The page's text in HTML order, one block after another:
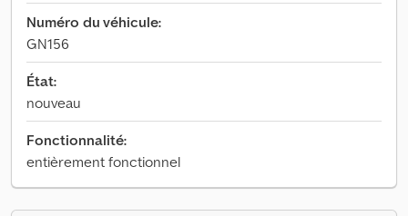
Numéro du véhicule:
GN156
État:
nouveau
Fonctionnalité:
entièrement fonctionnel